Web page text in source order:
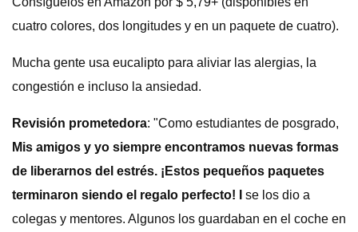
cuatro colores, dos longitudes y en un paquete de cuatro).
Mucha gente usa eucalipto para aliviar las alergias, la
congestión e incluso la ansiedad.
Revisión prometedora: "Como estudiantes de posgrado,
Mis amigos y yo siempre encontramos nuevas formas
de liberarnos del estrés. ¡Estos pequeños paquetes
terminaron siendo el regalo perfecto! I
se los dio a
colegas y mentores. Algunos los guardaban en el coche en